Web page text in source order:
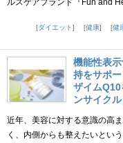
ルスケアブランド『Fun and
ダイエット
健康 健
機能性表
持をサポ
ザイム
ンサイク
近年、美容に対する意識の高
く、内側からも整えたいとい